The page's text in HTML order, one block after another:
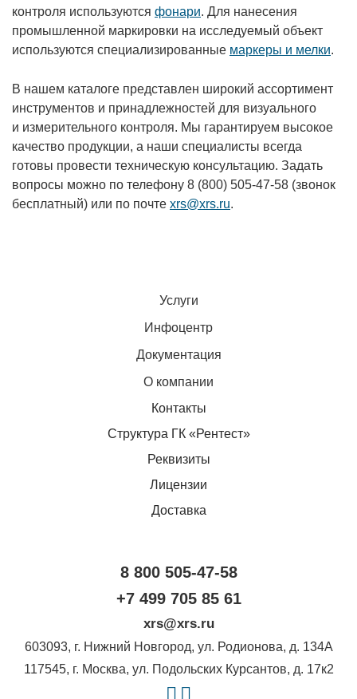
контроля используются фонари. Для нанесения
промышленной маркировки на исследуемый объект
используются специализированные маркеры и мелки.
В нашем каталоге представлен широкий ассортимент
инструментов и принадлежностей для визуального
и измерительного контроля. Мы гарантируем высокое
качество продукции, а наши специалисты всегда
готовы провести техническую консультацию. Задать
вопросы можно по телефону 8 (800) 505-47-58 (звонок
бесплатный) или по почте xrs@xrs.ru.
Услуги
Инфоцентр
Документация
О компании
Контакты
Структура ГК «Рентест»
Реквизиты
Лицензии
Доставка
8 800 505-47-58
+7 499 705 85 61
xrs@xrs.ru
603093, г. Нижний Новгород, ул. Родионова, д. 134А
117545, г. Москва, ул. Подольских Курсантов, д. 17к2